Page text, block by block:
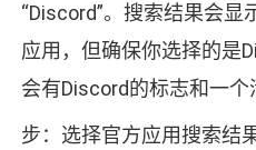
“Discord”。搜索结果会显
应用，但确保你选择的是
会有Discord的标志和一个
步：选择官方应用搜索结